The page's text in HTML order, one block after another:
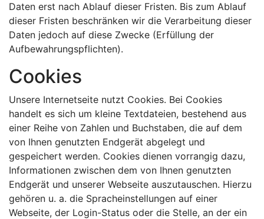
Daten erst nach Ablauf dieser Fristen. Bis zum Ablauf
dieser Fristen beschränken wir die Verarbeitung dieser
Daten jedoch auf diese Zwecke (Erfüllung der
Aufbewahrungspflichten).
Cookies
Unsere Internetseite nutzt Cookies. Bei Cookies
handelt es sich um kleine Textdateien, bestehend aus
einer Reihe von Zahlen und Buchstaben, die auf dem
von Ihnen genutzten Endgerät abgelegt und
gespeichert werden. Cookies dienen vorrangig dazu,
Informationen zwischen dem von Ihnen genutzten
Endgerät und unserer Webseite auszutauschen. Hierzu
gehören u. a. die Spracheinstellungen auf einer
Webseite, der Login-Status oder die Stelle, an der ein